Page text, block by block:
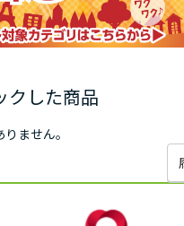
クした商品
ません。